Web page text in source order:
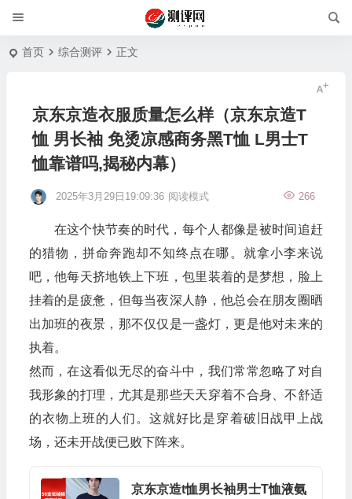
首页 综合测评 正文
京东京造衣服质量怎么样（京东京造T
恤 男长袖 免烫凉感商务黑T恤 L男士T
恤靠谱吗,揭秘内幕）
2025年3月29日19:09:36 266
阅读模式
在这个快节奏的时代，每个人都像是被时间追赶
的猎物，拼命奔跑却不知终点在哪。就拿小李来说
吧，他每天挤地铁上下班，包里装着的是梦想，脸上
挂着的是疲惫，但每当夜深人静，他总会在朋友圈晒
出加班的夜景，那不仅仅是一盏灯，更是他对未来的
执着。
然而，在这看似无尽的奋斗中，我们常常忽略了对自
我形象的打理，尤其是那些天天穿着不合身、不舒适
的衣物上班的人们。这就好比是穿着破旧战甲上战
场，还未开战便已败下阵来。
京东京造t恤男长袖男士T恤液氨